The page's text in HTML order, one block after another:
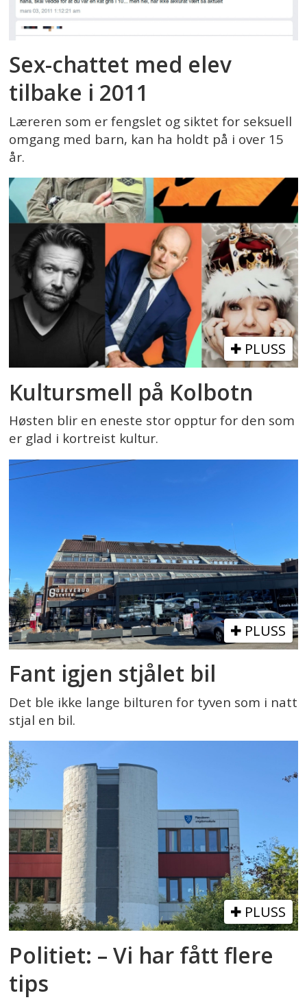
Sex-chattet med elev
tilbake i 2011
Læreren som er fengslet og siktet for seksuell
omgang med barn, kan ha holdt på i over 15
år.
PLUSS
Kultursmell på Kolbotn
Høsten blir en eneste stor opptur for den som
er glad i kortreist kultur.
PLUSS
Fant igjen stjålet bil
Det ble ikke lange bilturen for tyven som i natt
stjal en bil.
PLUSS
Politiet: – Vi har fått flere
tips